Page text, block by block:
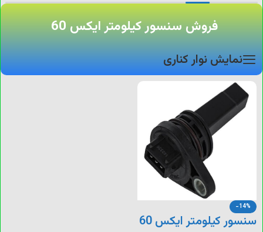
فروش سنسور کیلومتر ایکس 60
نمایش نوار کناری
-14%
سنسور کیلومتر ایکس 60